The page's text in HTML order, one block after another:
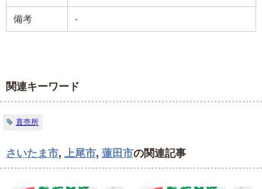
備考 -
関連キーワード
直売所
さいたま市, 上尾市, 蓮田市の関連記事